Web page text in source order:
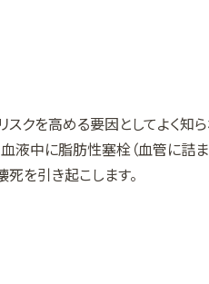
クを高める要因としてよく知
液中に脂肪性塞栓（血管に詰
を引き起こします。